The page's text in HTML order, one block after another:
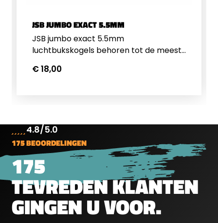
JSB JUMBO EXACT 5.5MM
JSB jumbo exact 5.5mm
luchtbukskogels behoren tot de meest
luchtbukskogeltjes op de markt. Deze
€ 18,00
4.8/5.0
175 BEOORDELINGEN
175
TEVREDEN KLANTEN
GINGEN U VOOR.